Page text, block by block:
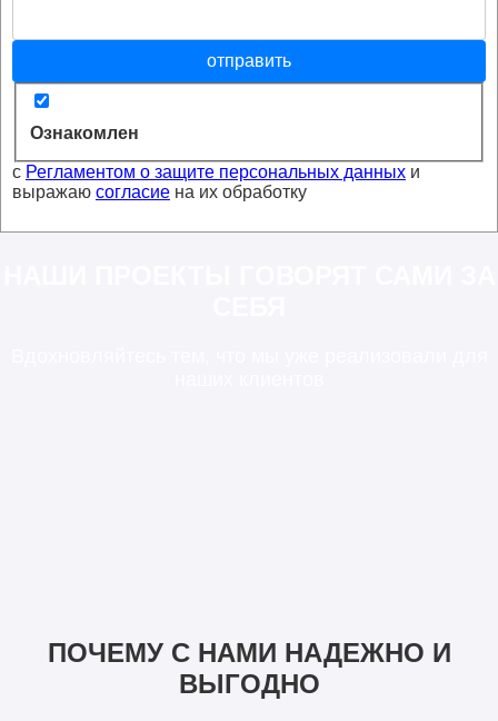
отправить
Ознакомлен
с Регламентом о защите персональных данных и
выражаю согласие на их обработку
ПОЧЕМУ С НАМИ НАДЕЖНО И
ВЫГОДНО